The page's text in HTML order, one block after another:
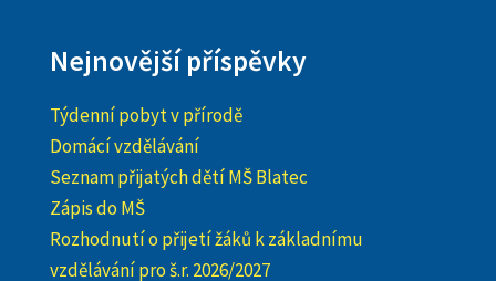
Nejnovější příspěvky
Týdenní pobyt v přírodě
Domácí vzdělávání
Seznam přijatých dětí MŠ Blatec
Zápis do MŠ
Rozhodnutí o přijetí žáků k základnímu
vzdělávání pro š.r. 2026/2027